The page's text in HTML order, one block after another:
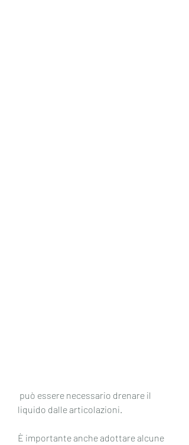
liquido dalle articolazioni.
È importante anche adottare alcune